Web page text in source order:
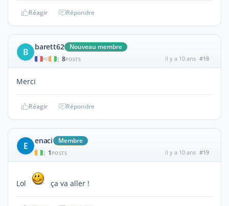
Réagir Répondre
B barett62 Nouveau membre
| 8POSTS il y a 10 ans #18
Merci
Réagir Répondre
E enaci Membre
| 1 POSTS il y a 10 ans #19
Lol ça va aller !